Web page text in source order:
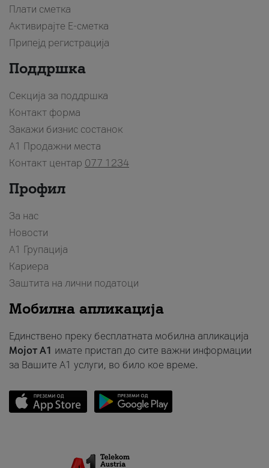
Плати сметка
Активирајте Е-сметка
Припејд регистрација
Поддршка
Секција за поддршка
Контакт форма
Закажи бизнис состанок
A1 Продажни места
Контакт центар 077 1234
Профил
За нас
Новости
А1 Групација
Кариера
Заштита на лични податоци
Мобилна апликација
Единствено преку бесплатната мобилна апликација
Мојот A1 имате пристап до сите важни информации
за Вашите A1 услуги, во било кое време.